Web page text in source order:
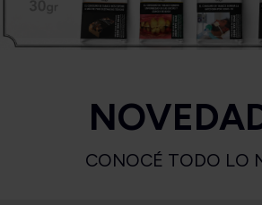
CONOCÉ TODO LO